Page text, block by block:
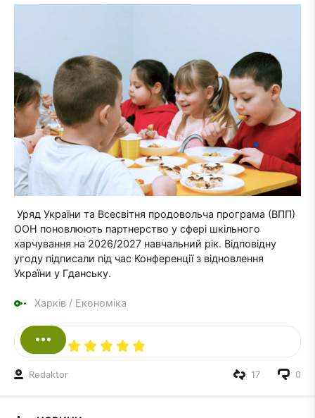
Уряд України та Всесвітня продовольча програма (ВПП)
ООН поновлюють партнерство у сфері шкільного
харчування на 2026/2027 навчальний рік. Відповідну
угоду підписали під час Конференції з відновлення
України у Гданську.
Харків / Економіка
Redaktor 0
17